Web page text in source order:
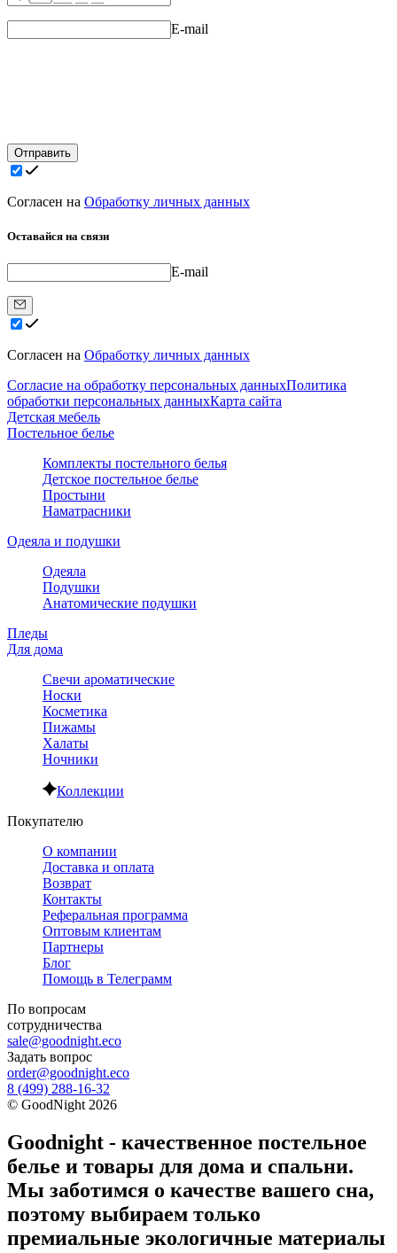
E-mail
Отправить
Согласен на Обработку личных данных
Оставайся на связи
E-mail
Согласен на Обработку личных данных
Согласие на обработку персональных данныхПолитика
обработки персональных данныхКарта сайта
Детская мебель
Постельное белье
Комплекты постельного белья
Детское постельное белье
Простыни
Наматрасники
Одеяла и подушки
Одеяла
Подушки
Анатомические подушки
Пледы
Для дома
Свечи ароматические
Носки
Косметика
Пижамы
Халаты
Ночники
Коллекции
Покупателю
О компании
Доставка и оплата
Возврат
Контакты
Реферальная программа
Оптовым клиентам
Партнеры
Блог
Помощь в Телеграмм
По вопросам
сотрудничества
sale@goodnight.eco
Задать вопрос
order@goodnight.eco
8 (499) 288-16-32
© GoodNight 2026
Goodnight - качественное постельное
белье и товары для дома и спальни.
Мы заботимся о качестве вашего сна,
поэтому выбираем только
премиальные экологичные материалы